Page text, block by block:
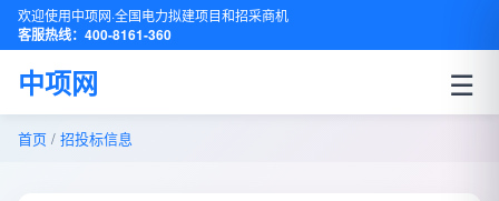
欢迎使用中项网·全国电力拟建项目和招采商机
客服热线：400-8161-360
中项网 ☰
首页 / 招投标信息